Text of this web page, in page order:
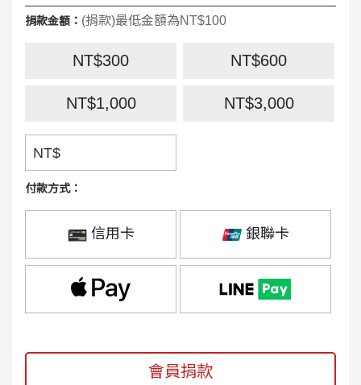
捐款金額： (捐款)最低金額為NT$100
NT$300 NT$600
NT$1,000 NT$3,000
NT$
付款方式：
信用卡 銀聯卡
會員捐款